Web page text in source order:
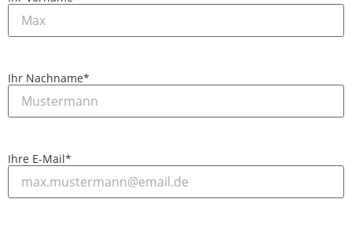
Ihr Nachname*
Ihre E-Mail*